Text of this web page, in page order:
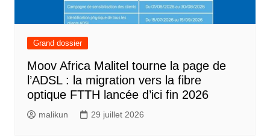
Grand dossier
Moov Africa Malitel tourne la page de
l’ADSL : la migration vers la fibre
optique FTTH lancée d’ici fin 2026
malikun 29 juillet 2026